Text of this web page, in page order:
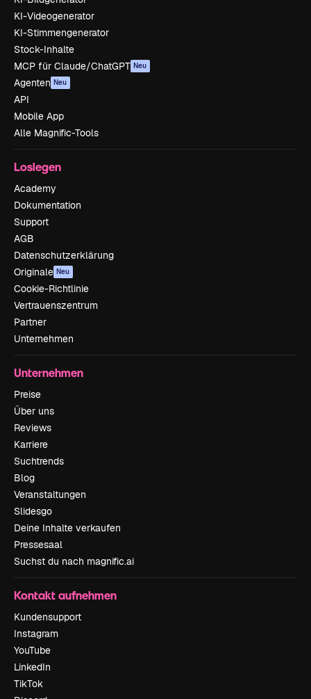
KI-Videogenerator
KI-Stimmengenerator
Stock-Inhalte
MCP für Claude/ChatGPT Neu
Agenten Neu
API
Mobile App
Alle Magnific-Tools
Loslegen
Academy
Dokumentation
Support
AGB
Datenschutzerklärung
Originale Neu
Cookie-Richtlinie
Vertrauenszentrum
Partner
Unternehmen
Unternehmen
Preise
Über uns
Reviews
Karriere
Suchtrends
Blog
Veranstaltungen
Slidesgo
Deine Inhalte verkaufen
Pressesaal
Suchst du nach magnific.ai
Kontakt aufnehmen
Kundensupport
Instagram
YouTube
LinkedIn
TikTok